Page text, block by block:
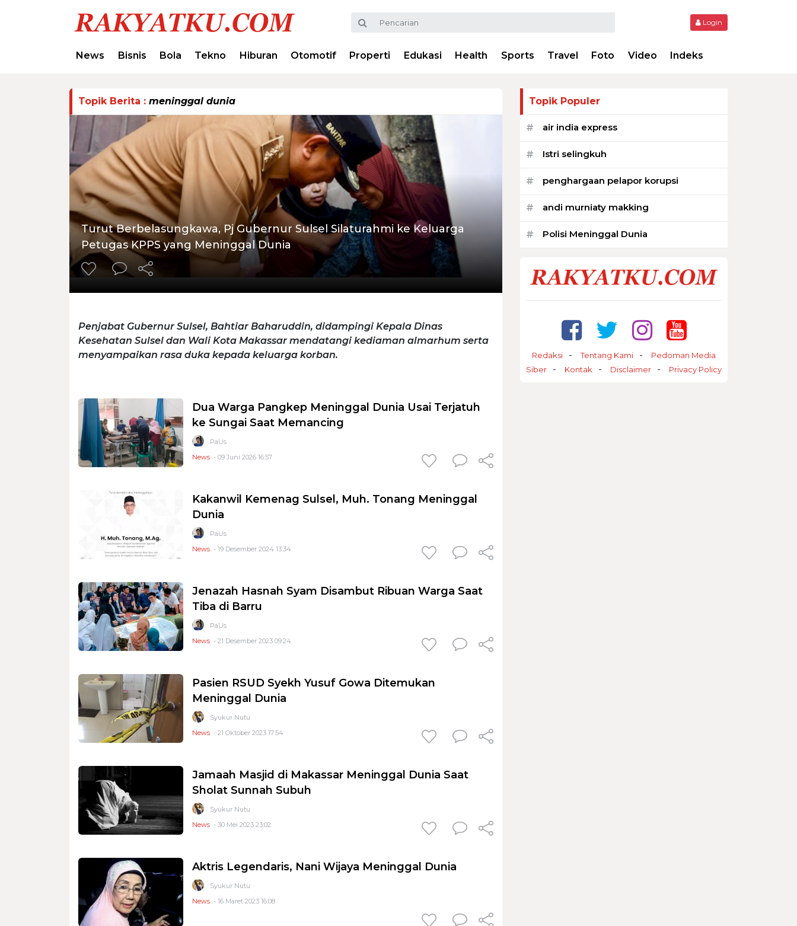
Login
News Bisnis Bola Tekno Hiburan Otomotif Properti Edukasi Health Sports Travel Foto Video Indeks
Topik Berita : meninggal dunia
Turut Berbelasungkawa, Pj Gubernur Sulsel Silaturahmi ke Keluarga
Petugas KPPS yang Meninggal Dunia
Penjabat Gubernur Sulsel, Bahtiar Baharuddin, didampingi Kepala Dinas
Kesehatan Sulsel dan Wali Kota Makassar mendatangi kediaman almarhum serta
menyampaikan rasa duka kepada keluarga korban.
Dua Warga Pangkep Meninggal Dunia Usai Terjatuh
ke Sungai Saat Memancing
PaUs
News - 09 Juni 2026 16:57
Kakanwil Kemenag Sulsel, Muh. Tonang Meninggal
Dunia
PaUs
News - 19 Desember 2024 13:34
Jenazah Hasnah Syam Disambut Ribuan Warga Saat
Tiba di Barru
PaUs
News - 21 Desember 2023 09:24
Pasien RSUD Syekh Yusuf Gowa Ditemukan
Meninggal Dunia
Syukur Nutu
News - 21 Oktober 2023 17:54
Jamaah Masjid di Makassar Meninggal Dunia Saat
Sholat Sunnah Subuh
Syukur Nutu
News - 30 Mei 2023 23:02
Aktris Legendaris, Nani Wijaya Meninggal Dunia
Syukur Nutu
News - 16 Maret 2023 16:08
Topik Populer
# air india express
# Istri selingkuh
# penghargaan pelapor korupsi
# andi murniaty makking
# Polisi Meninggal Dunia
Redaksi Tentang Kami
Pedoman Media
Siber
Kontak Disclaimer Privacy Policy